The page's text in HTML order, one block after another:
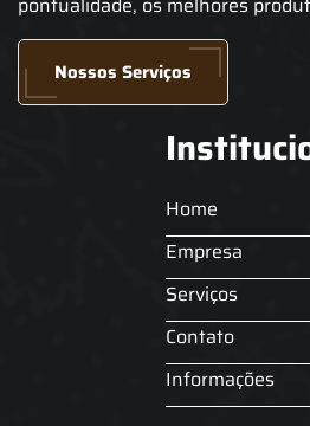
Nossos Serviços
Home
Empresa
Serviços
Contato
Informações